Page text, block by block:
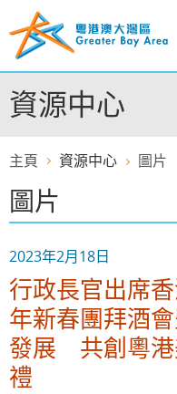
至
容
的
開
資源中心
主頁 資源中心 圖片
圖片
2023年2月18日
行政長官出席
年新春團拜酒
發展 共創粵港
禮